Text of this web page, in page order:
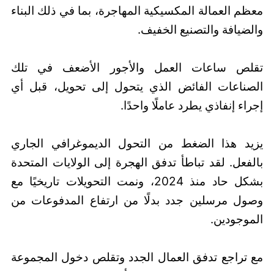
معظم العمالة المكسيكية المهاجرة، بما في ذلك البناء
والضيافة والتصنيع الخفيف.
تقلص ساعات العمل والأجور الأضعف في تلك
الصناعات الفائض الذي يتحول إلى تحويل، قبل أي
إجراء إنفاذي يطرد عاملًا واحدًا.
يزيد هذا الضغط من التحول الديموغرافي الجاري
بالفعل. لقد تباطأ تدفق الهجرة إلى الولايات المتحدة
بشكل حاد منذ 2024، ونمت التحويلات تاريخيًا مع
وصول مرسلين جدد بدلًا من ارتفاع المدفوعات من
الموجودين.
مع تراجع تدفق العمال الجدد وتقلص دخول المجموعة